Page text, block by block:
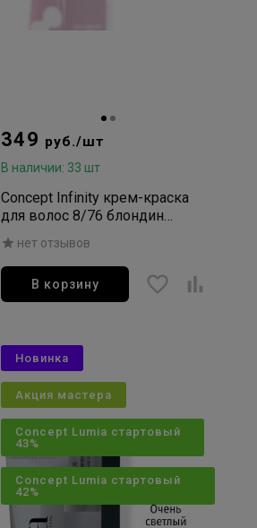
349 руб./шт
В наличии: 33 шт
Concept Infinity крем-краска
для волос 8/76 блондин
коричнево-фиолетовый 100мл
нет отзывов
В корзину
Новинка
Акция мастера
Concept Lumia стартовый
43%
Concept Lumia стартовый
42%